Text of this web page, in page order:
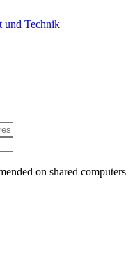
on shared computers